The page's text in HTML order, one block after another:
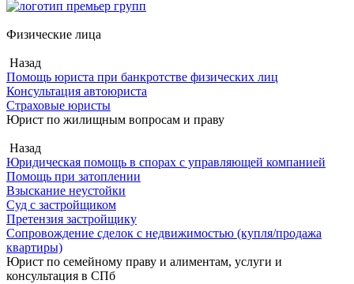
Физические лица
Назад
Помощь юриста при банкротстве физических лиц
Консультация автоюриста
Страховые юристы
Юрист по жилищным вопросам и праву
Назад
Юридическая помощь в спорах с управляющей компанией
Помощь при затоплении
Взыскание неустойки
Суд с застройщиком
Претензия застройщику
Сопровождение сделок с недвижимостью (купля/продажа
квартиры)
Юрист по семейному праву и алиментам, услуги и
консультация в СПб